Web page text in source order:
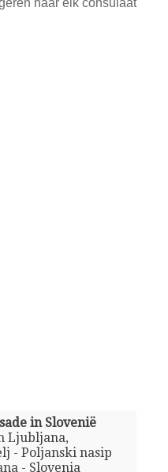
in Slovenië
Ljubljana,
- Poljanski nasip
- Slovenia